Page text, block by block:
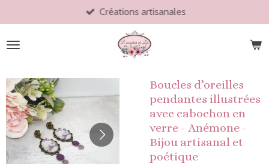
au
contenu
Créations artisanales
Boucles d’oreilles
pendantes illustrées
avec cabochon en
verre - Anémone -
Bijou artisanal et
poétique